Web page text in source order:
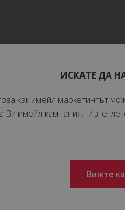
ИСКАТЕ ДА
как имейл маркетингът
Ви имейл кампания.
Вижте